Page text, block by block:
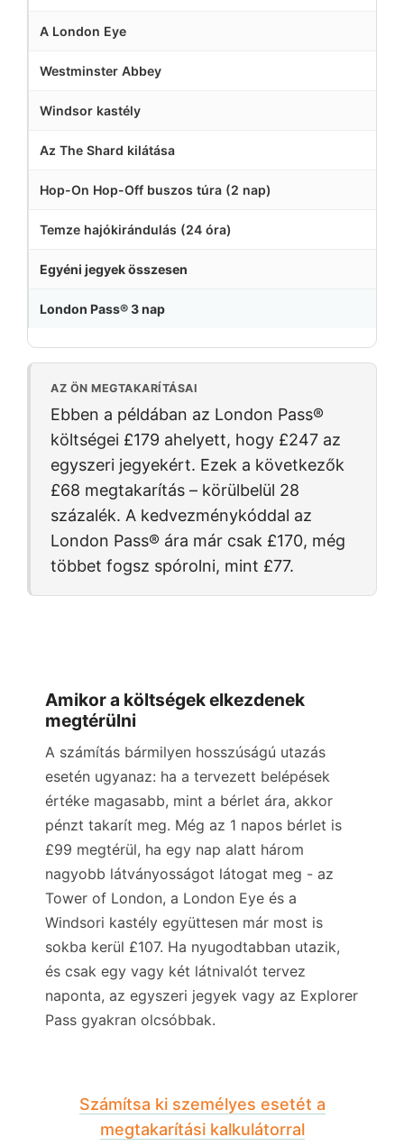
A London Eye
Westminster Abbey
Windsor kastély
Az The Shard kilátása
Hop-On Hop-Off buszos túra (2 nap)
Temze hajókirándulás (24 óra)
Egyéni jegyek összesen
London Pass® 3 nap
AZ ÖN MEGTAKARÍTÁSAI
Ebben a példában az London Pass®
költségei £179 ahelyett, hogy £247 az
egyszeri jegyekért. Ezek a következők
£68 megtakarítás – körülbelül 28
százalék. A kedvezménykóddal az
London Pass® ára már csak £170, még
többet fogsz spórolni, mint £77.
Amikor a költségek elkezdenek
megtérülni
A számítás bármilyen hosszúságú utazás
esetén ugyanaz: ha a tervezett belépések
értéke magasabb, mint a bérlet ára, akkor
pénzt takarít meg. Még az 1 napos bérlet is
£99 megtérül, ha egy nap alatt három
nagyobb látványosságot látogat meg - az
Tower of London, a London Eye és a
Windsori kastély együttesen már most is
sokba kerül £107. Ha nyugodtabban utazik,
és csak egy vagy két látnivalót tervez
naponta, az egyszeri jegyek vagy az Explorer
Pass gyakran olcsóbbak.
Számítsa ki személyes esetét a
megtakarítási kalkulátorral